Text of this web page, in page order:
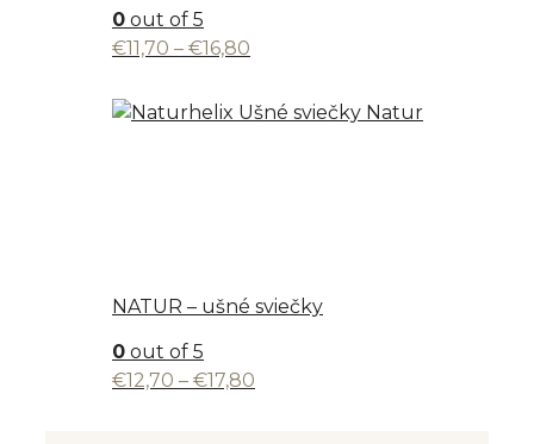
0 out of 5
€11,70 – €16,80
€11,70
NATUR – ušné sviečky
0 out of 5
€12,70 – €17,80